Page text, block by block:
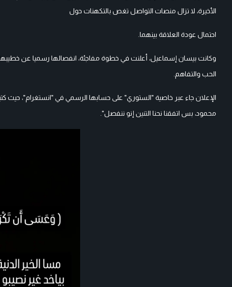
الأخيرة، لا تزال منصات التواصل تغص بالتكهنات حول
احتمال عودة العلاقة بينهما.
وكانت بيسان إسماعيل، أعلنت في خطوة مفاجئة، انفصالها رسميا عن
الحب والتفاهم.
الإعلان جاء عبر خاصية "الستوري" على حسابها الرسمي في "انستغرام"، حيث
محمود، بس اتفقنا نحنا التنين إنو ننفصل".